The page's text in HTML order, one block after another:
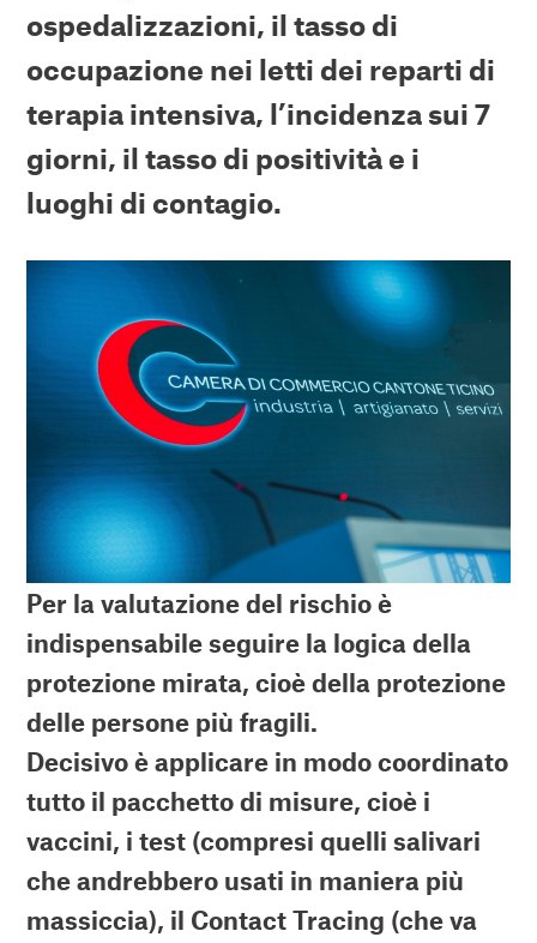
ospedalizzazioni, il tasso di
occupazione nei letti dei reparti di
terapia intensiva, l’incidenza sui 7
giorni, il tasso di positività e i
luoghi di contagio.
Per la valutazione del rischio è
indispensabile seguire la logica della
protezione mirata, cioè della protezione
delle persone più fragili.
Decisivo è applicare in modo coordinato
tutto il pacchetto di misure, cioè i
vaccini, i test (compresi quelli salivari
che andrebbero usati in maniera più
massiccia), il Contact Tracing (che va